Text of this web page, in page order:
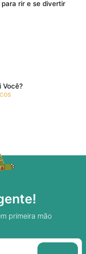
rir e se divertir
Você?
primeira mão